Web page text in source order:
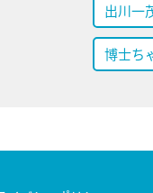
出川一
博士ち